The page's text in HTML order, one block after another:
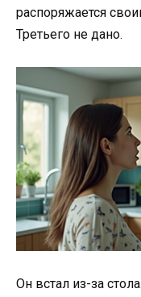
распоряжается
Третьего не дано.
Он встал из-за